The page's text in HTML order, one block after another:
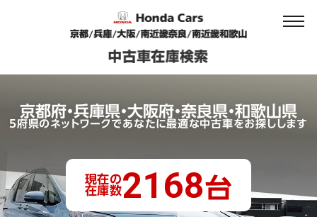
京都府・兵庫県・大阪府・奈良県・和歌山県
5府県のネットワークであなたに最適な中古車をお探しします
現在の
在庫数2168台